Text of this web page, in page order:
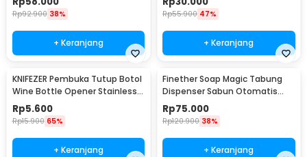
Rp92.900 38%
+ Keranjang
Rp55.900 47%
+ Keranjang
KNIFEZER Pembuka Tutup Botol
Wine Bottle Opener Stainless
Steel - WS01
Rp5.600
Rp15.900 65%
+ Keranjang
Finether Soap Magic Tabung
Dispenser Sabun Otomatis
400ml - AD-03
Rp75.000
Rp120.900 38%
+ Keranjang